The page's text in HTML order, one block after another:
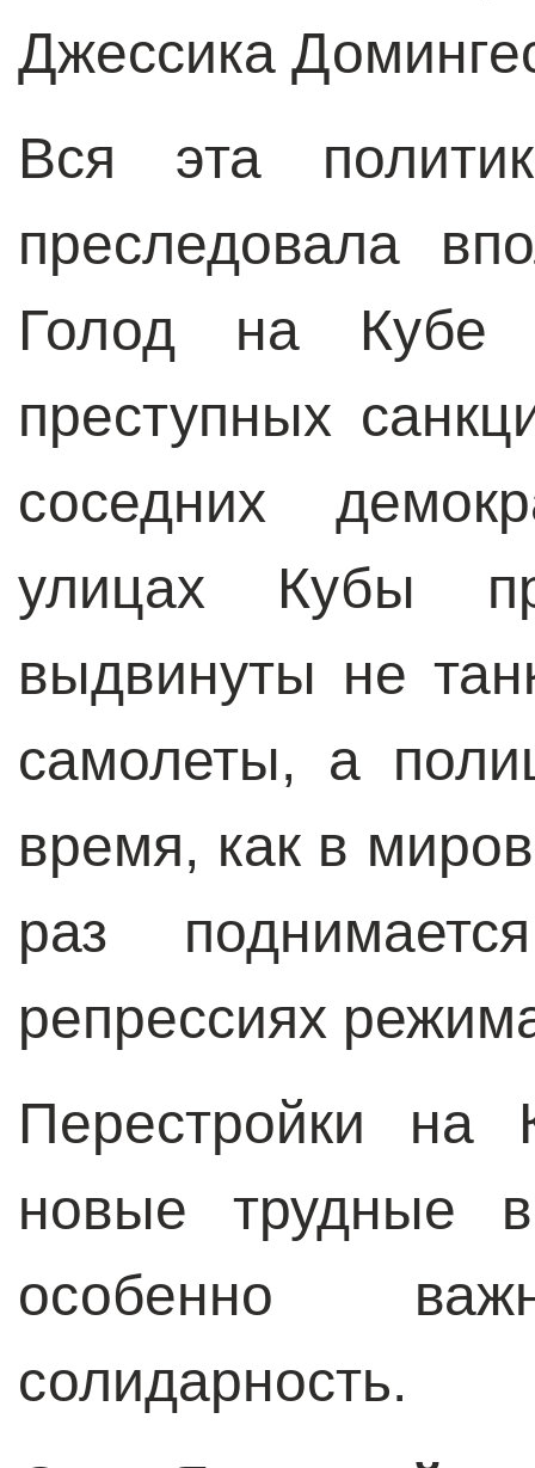
Джессика
Вся эта
преследовала
Голод на Кубе
преступных
соседних
улицах Кубы
выдвинуты не
самолеты, а
время, как в
раз
репрессиях
Перестройки на
новые трудные
особенно
солидарность.